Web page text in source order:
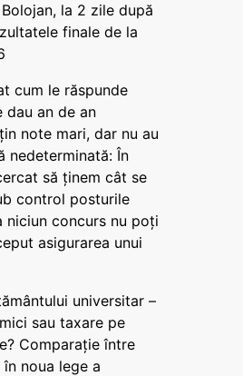
la 2 zile după
finale de la
cum le răspunde
dau an de an
note mari, dar nu au
nedeterminată: În
să ținem cât se
control posturile
concurs nu poți
asigurarea unui
universitar –
sau taxare pe
Comparație între
noua lege a